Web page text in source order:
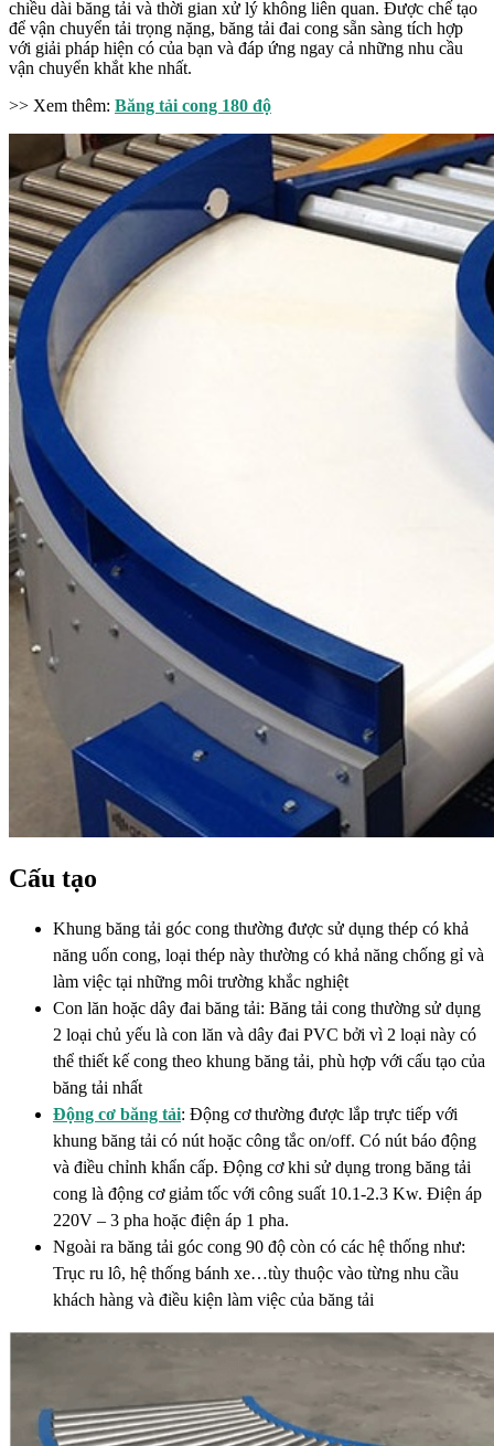
chiều dài băng tải và thời gian xử lý không liên quan. Được chế tạo
để vận chuyển tải trọng nặng, băng tải đai cong sẵn sàng tích hợp
với giải pháp hiện có của bạn và đáp ứng ngay cả những nhu cầu
vận chuyển khắt khe nhất.
>> Xem thêm: Băng tải cong 180 độ
Cấu tạo
Khung băng tải góc cong thường được sử dụng thép có khả
năng uốn cong, loại thép này thường có khả năng chống gỉ và
làm việc tại những môi trường khắc nghiệt
Con lăn hoặc dây đai băng tải: Băng tải cong thường sử dụng
2 loại chủ yếu là con lăn và dây đai PVC bởi vì 2 loại này có
thể thiết kế cong theo khung băng tải, phù hợp với cấu tạo của
băng tải nhất
Động cơ băng tải: Động cơ thường được lắp trực tiếp với
khung băng tải có nút hoặc công tắc on/off. Có nút báo động
và điều chỉnh khẩn cấp. Động cơ khi sử dụng trong băng tải
cong là động cơ giảm tốc với công suất 10.1-2.3 Kw. Điện áp
220V – 3 pha hoặc điện áp 1 pha.
Ngoài ra băng tải góc cong 90 độ còn có các hệ thống như:
Trục ru lô, hệ thống bánh xe…tùy thuộc vào từng nhu cầu
khách hàng và điều kiện làm việc của băng tải